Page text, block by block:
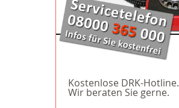
Kostenlose DRK-Hotline.
Wir beraten Sie gerne.